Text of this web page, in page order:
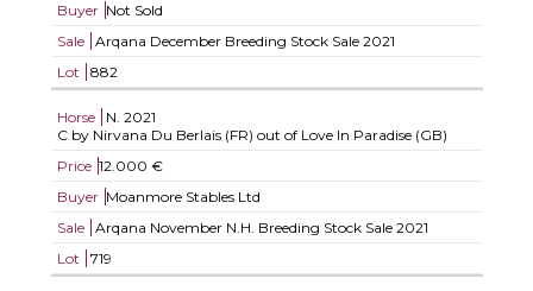
Buyer Not Sold
Sale
Arqana December Breeding Stock Sale 2021
Lot
882
Horse N. 2021
C by Nirvana Du Berlais (FR) out of Love In Paradise (GB)
Price 12.000 €
Buyer Moanmore Stables Ltd
Sale
Arqana November N.H. Breeding Stock Sale 2021
Lot
719